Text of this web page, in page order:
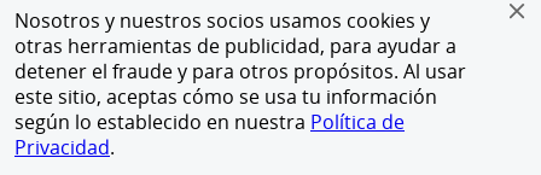
Nosotros y nuestros socios usamos cookies y
otras herramientas de publicidad, para ayudar a
detener el fraude y para otros propósitos. Al usar
este sitio, aceptas cómo se usa tu información
según lo establecido en nuestra Política de
Privacidad.